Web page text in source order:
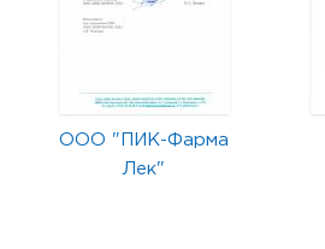
ООО "ПИК-Фарма
Лек"